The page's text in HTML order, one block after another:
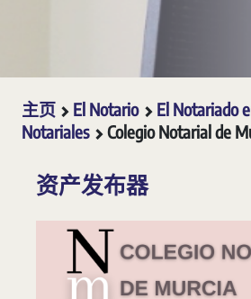
主页 El Notario El Notariado
Notariales
Colegio Notarial de
资产发布器